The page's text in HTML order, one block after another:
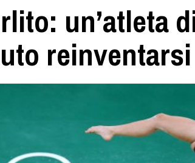
un’atleta
reinventarsi